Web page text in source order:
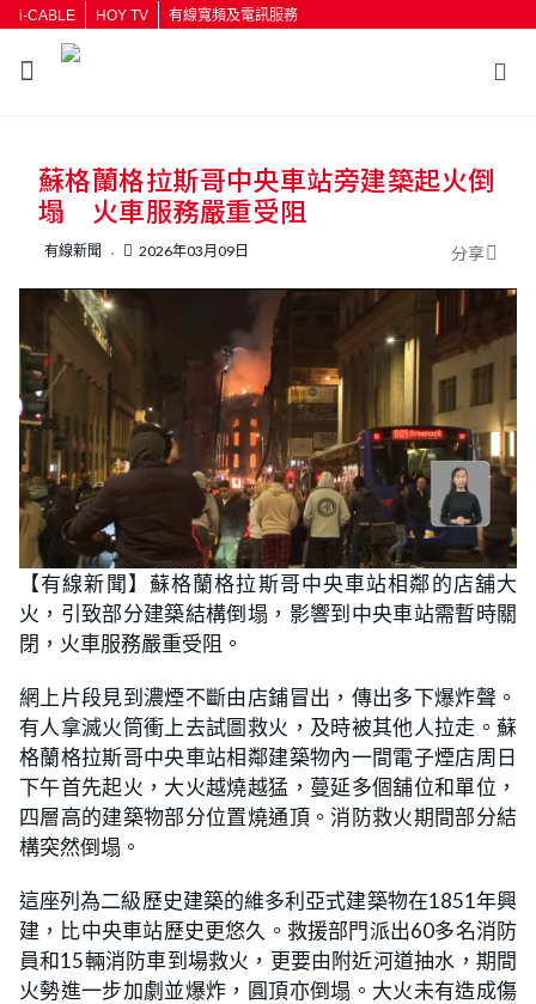
i-CABLE HOY TV 有線寬頻及電訊服務
按輸入鍵開始搜尋
蘇格蘭格拉斯哥中央車站旁建築起火倒
塌 火車服務嚴重受阻
有線新聞 2026年03月09日 分享
【有線新聞】蘇格蘭格拉斯哥中央車站相鄰的店舖大
火，引致部分建築結構倒塌，影響到中央車站需暫時關
閉，火車服務嚴重受阻。
網上片段見到濃煙不斷由店鋪冒出，傳出多下爆炸聲。
有人拿滅火筒衝上去試圖救火，及時被其他人拉走。蘇
格蘭格拉斯哥中央車站相鄰建築物內一間電子煙店周日
下午首先起火，大火越燒越猛，蔓延多個舖位和單位，
四層高的建築物部分位置燒通頂。消防救火期間部分結
構突然倒塌。
這座列為二級歷史建築的維多利亞式建築物在1851年興
建，比中央車站歷史更悠久。救援部門派出60多名消防
員和15輛消防車到場救火，更要由附近河道抽水，期間
火勢進一步加劇並爆炸，圓頂亦倒塌。大火未有造成傷